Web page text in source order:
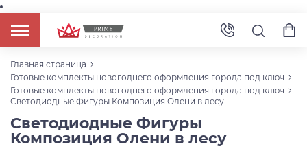
Главная страница
Готовые комплекты новогоднего оформления города под ключ
Готовые комплекты новогоднего оформления города под ключ
Светодиодные Фигуры Композиция Олени в лесу
Светодиодные Фигуры
Композиция Олени в лесу